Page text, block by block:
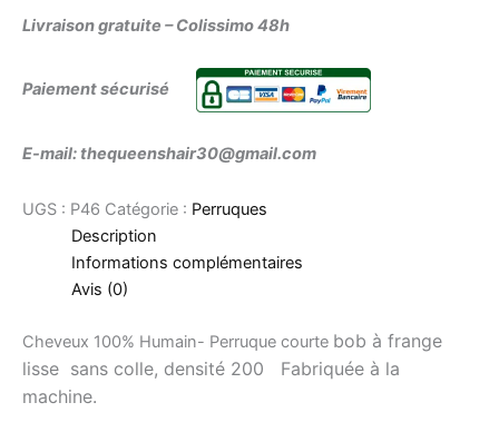
Livraison gratuite – Colissimo 48h
Paiement sécurisé
E-mail: thequeenshair30@gmail.com
UGS : P46 Catégorie : Perruques
Description
Informations complémentaires
Avis (0)
Cheveux 100% Humain- Perruque courte bob à frange
lisse sans colle, densité 200 Fabriquée à la
machine.